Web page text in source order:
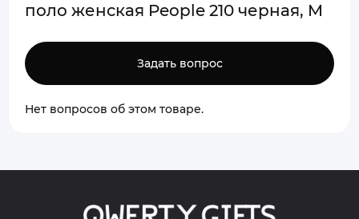
поло женская People 210 черная, M
Задать вопрос
Нет вопросов об этом товаре.